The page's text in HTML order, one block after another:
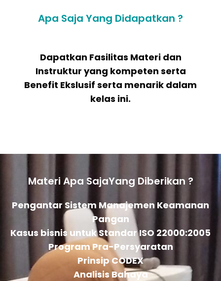
Apa Saja Yang Didapatkan ?
Dapatkan Fasilitas Materi dan
Instruktur yang kompeten serta
Benefit Ekslusif serta menarik dalam
kelas ini.
Materi Apa SajaYang Diberikan ?
Pengantar Sistem Manajemen Keamanan
Pangan
Kasus bisnis untuk Standar ISO 22000:2005
Program Pra-Persyaratan
Prinsip CODEX
Analisis Bahaya